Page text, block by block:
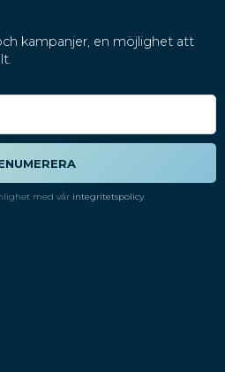
kampanjer, en möjlighet att
med vår integritetspolicy.